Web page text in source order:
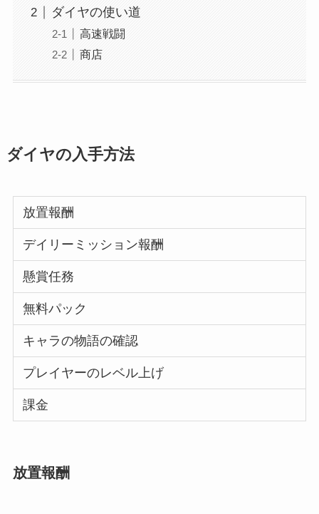
ダイヤの使い道
高速戦闘
商店
ダイヤの入手方法
放置報酬
デイリーミッション報酬
懸賞任務
無料パック
キャラの物語の確認
プレイヤーのレベル上げ
課金
放置報酬